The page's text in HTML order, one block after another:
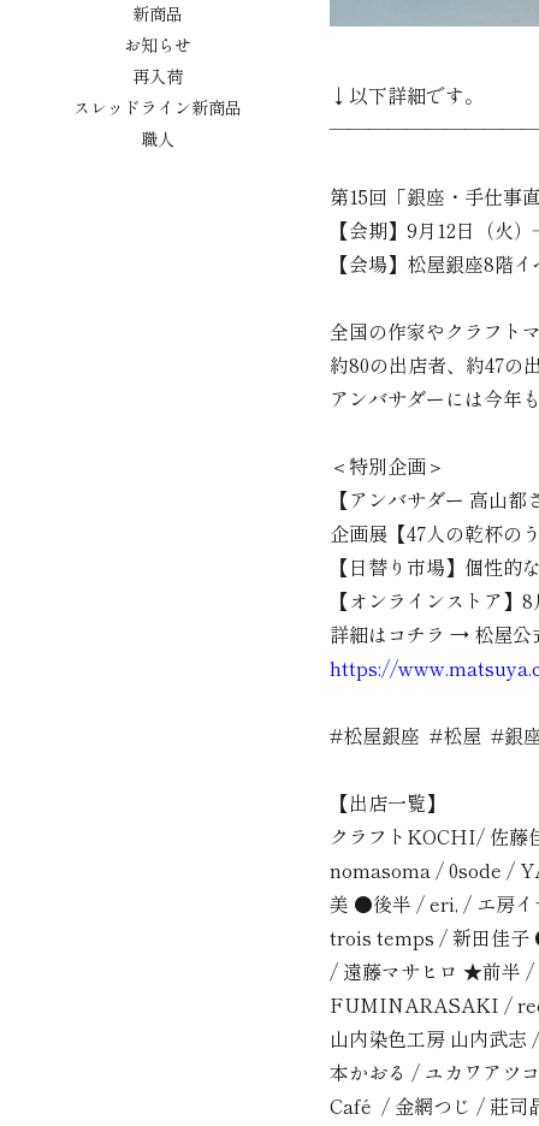
新商品
お知らせ
再入荷
スレッドライン新商品
職人
↓以下詳細です。
第15回「銀座・手仕事
【会期】 9月12日（火
【会場】松屋銀座8階
全国の作家やクラフト
約80の出店者、約47の
アンバサダーには今年
＜特別企画＞
【アンバサダー 高山
企画展【47人の乾杯の
【日替り市場】個性的
【オンラインストア】 8
詳細はコチラ → 松屋公
https://
#松屋銀座 #松屋 #銀
【出店一覧】
クラフト KOCHI/ 佐藤
nomasoma / 0sode /
美 ●後半 / eri, / エ房
trois temps / 新田佳
/ 遠藤マサヒロ ★前半 /
FUMINARASAKI /
山内染色工房 山内武志
本かおる / ユカワアツ
Café / 金網つじ / 莊司